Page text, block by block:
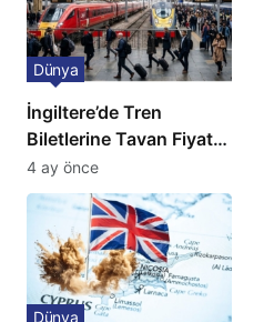
İngiltere’de Tren
Biletlerine Tavan Fiyat:
Ulaşımda Yeni
Düzenleme
Dünya
4 ay önce
Dünya